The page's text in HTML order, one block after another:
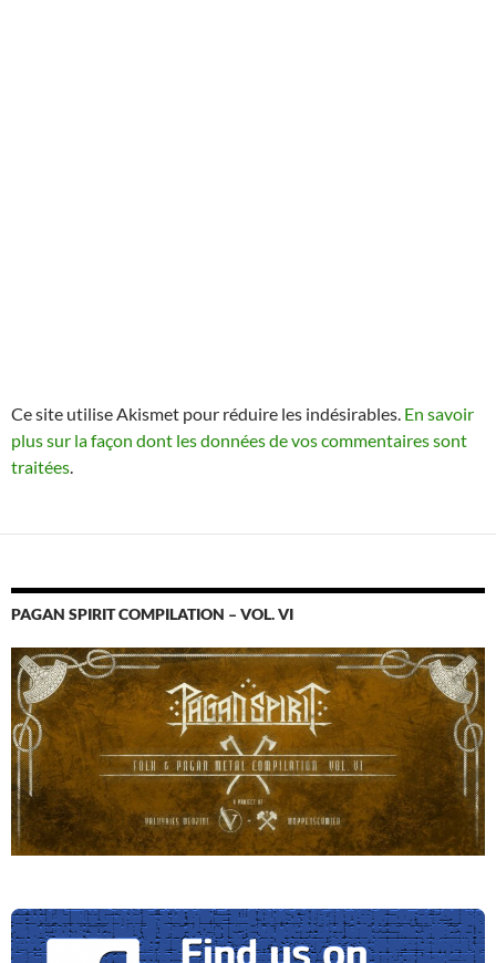
Ce site utilise Akismet pour réduire les indésirables. En savoir
plus sur la façon dont les données de vos commentaires sont
traitées.
PAGAN SPIRIT COMPILATION – VOL. VI